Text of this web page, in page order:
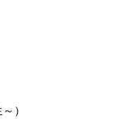
）